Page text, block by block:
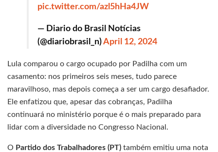
pic.twitter.com/azl5hHa4JW
— Diario do Brasil Notícias
(@diariobrasil_n)April 12, 2024
Lula comparou o cargo ocupado por Padilha com um
casamento: nos primeiros seis meses, tudo parece
maravilhoso, mas depois começa a ser um cargo desafiador.
Ele enfatizou que, apesar das cobranças, Padilha
continuará no ministério porque é o mais preparado para
lidar com a diversidade no Congresso Nacional.
O Partido dos Trabalhadores (PT) também emitiu uma nota